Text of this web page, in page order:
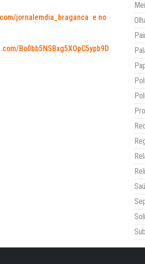
jornalemdia_braganca e no
Bo0bb5NSBxg5XOpC5ypb9D